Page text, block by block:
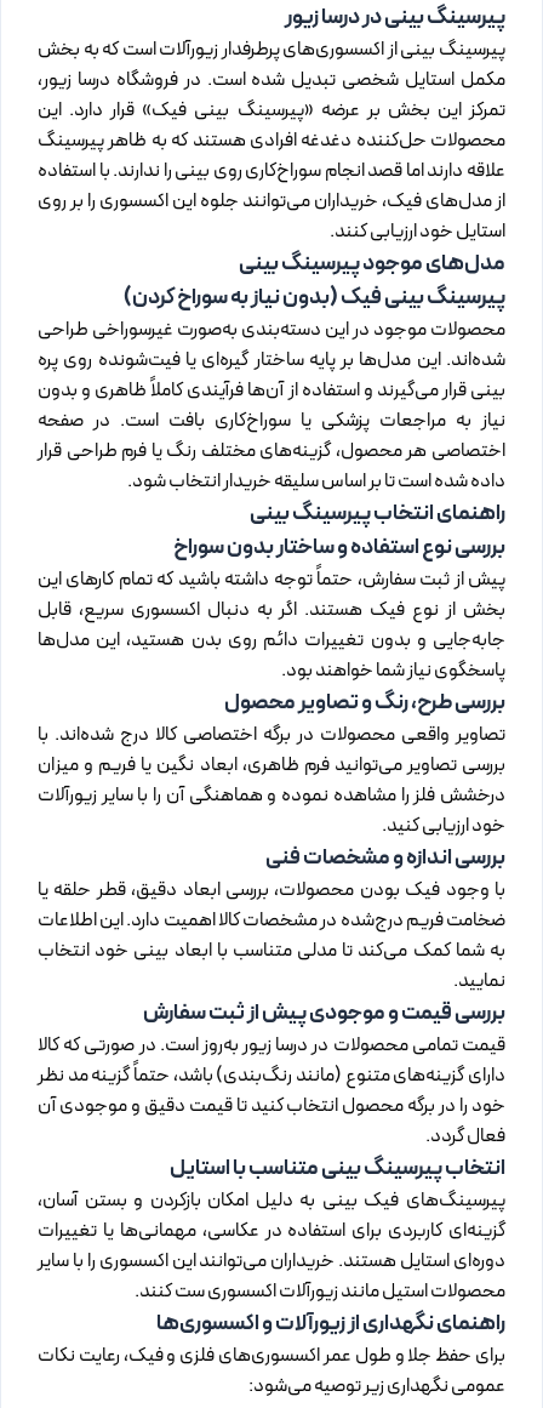
پیرسینگ بینی در درسا زیور
پیرسینگ بینی از اکسسوری‌های پرطرفدار زیورآلات است که به بخش
مکمل استایل شخصی تبدیل شده است. در فروشگاه درسا زیور،
تمرکز این بخش بر عرضه «پیرسینگ بینی فیک» قرار دارد. این
محصولات حل‌کننده دغدغه افرادی هستند که به ظاهر پیرسینگ
علاقه دارند اما قصد انجام سوراخ‌کاری روی بینی را ندارند. با استفاده
از مدل‌های فیک، خریداران می‌توانند جلوه این اکسسوری را بر روی
استایل خود ارزیابی کنند.
مدل‌های موجود پیرسینگ بینی
پیرسینگ بینی فیک (بدون نیاز به سوراخ کردن)
محصولات موجود در این دسته‌بندی به‌صورت غیرسوراخی طراحی
شده‌اند. این مدل‌ها بر پایه ساختار گیره‌ای یا فیت‌شونده روی پره
بینی قرار می‌گیرند و استفاده از آن‌ها فرآیندی کاملاً ظاهری و بدون
نیاز به مراجعات پزشکی یا سوراخ‌کاری بافت است. در صفحه
اختصاصی هر محصول، گزینه‌های مختلف رنگ یا فرم طراحی قرار
داده شده است تا بر اساس سلیقه خریدار انتخاب شود.
راهنمای انتخاب پیرسینگ بینی
بررسی نوع استفاده و ساختار بدون سوراخ
پیش از ثبت سفارش، حتماً توجه داشته باشید که تمام کارهای این
بخش از نوع فیک هستند. اگر به دنبال اکسسوری سریع، قابل
جابه‌جایی و بدون تغییرات دائم روی بدن هستید، این مدل‌ها
پاسخگوی نیاز شما خواهند بود.
بررسی طرح، رنگ و تصاویر محصول
تصاویر واقعی محصولات در برگه اختصاصی کالا درج شده‌اند. با
بررسی تصاویر می‌توانید فرم ظاهری، ابعاد نگین یا فریم و میزان
درخشش فلز را مشاهده نموده و هماهنگی آن را با سایر زیورآلات
خود ارزیابی کنید.
بررسی اندازه و مشخصات فنی
با وجود فیک بودن محصولات، بررسی ابعاد دقیق، قطر حلقه یا
ضخامت فریم درج‌شده در مشخصات کالا اهمیت دارد. این اطلاعات
به شما کمک می‌کند تا مدلی متناسب با ابعاد بینی خود انتخاب
نمایید.
بررسی قیمت و موجودی پیش از ثبت سفارش
قیمت تمامی محصولات در درسا زیور به‌روز است. در صورتی که کالا
دارای گزینه‌های متنوع (مانند رنگ‌بندی) باشد، حتماً گزینه مد نظر
خود را در برگه محصول انتخاب کنید تا قیمت دقیق و موجودی آن
فعال گردد.
انتخاب پیرسینگ بینی متناسب با استایل
پیرسینگ‌های فیک بینی به دلیل امکان بازکردن و بستن آسان،
گزینه‌ای کاربردی برای استفاده در عکاسی، مهمانی‌ها یا تغییرات
دوره‌ای استایل هستند. خریداران می‌توانند این اکسسوری را با سایر
محصولات استیل مانند زیورآلات اکسسوری ست کنند.
راهنمای نگهداری از زیورآلات و اکسسوری‌ها
برای حفظ جلا و طول عمر اکسسوری‌های فلزی و فیک، رعایت نکات
عمومی نگهداری زیر توصیه می‌شود: